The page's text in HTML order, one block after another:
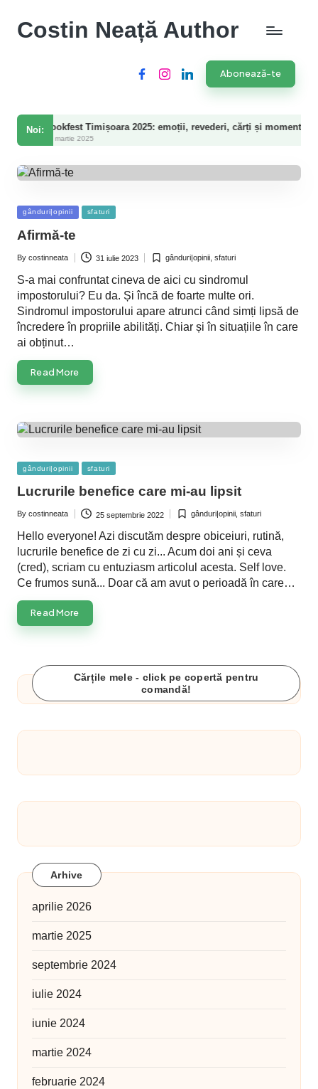
Costin Neață Author
FacebookInstagramLinkedIn Abonează-te
Noi:
Timișoara 2025: emoții, revederi, cărți și momente speciale
Posted
in
gânduri|opinii sfaturi
Afirmă-te
Posted
By costinneata 31 iulie 2023
Postedgânduri|opinii ,sfaturi
S-a mai confruntat cineva de aici cu sindromul
impostorului? Eu da. Și încă de foarte multe ori.
Sindromul impostorului apare atrunci când simți lipsă de
încredere în propriile abilități. Chiar și în situațiile în care
ai obținut…
Read More
Posted
gânduri|opinii sfaturi
Lucrurile benefice care mi-au lipsit
Posted
By costinneata 25 septembrie 2022
Postedgânduri|opinii ,sfaturi
Hello everyone! Azi discutăm despre obiceiuri, rutină,
lucrurile benefice de zi cu zi... Acum doi ani și ceva
(cred), scriam cu entuziasm articolul acesta. Self love.
Ce frumos sună... Doar că am avut o perioadă în care…
Read More
Cărțile mele - click pe copertă pentru
comandă!
Arhive
aprilie 2026
martie 2025
septembrie 2024
iulie 2024
iunie 2024
martie 2024
februarie 2024